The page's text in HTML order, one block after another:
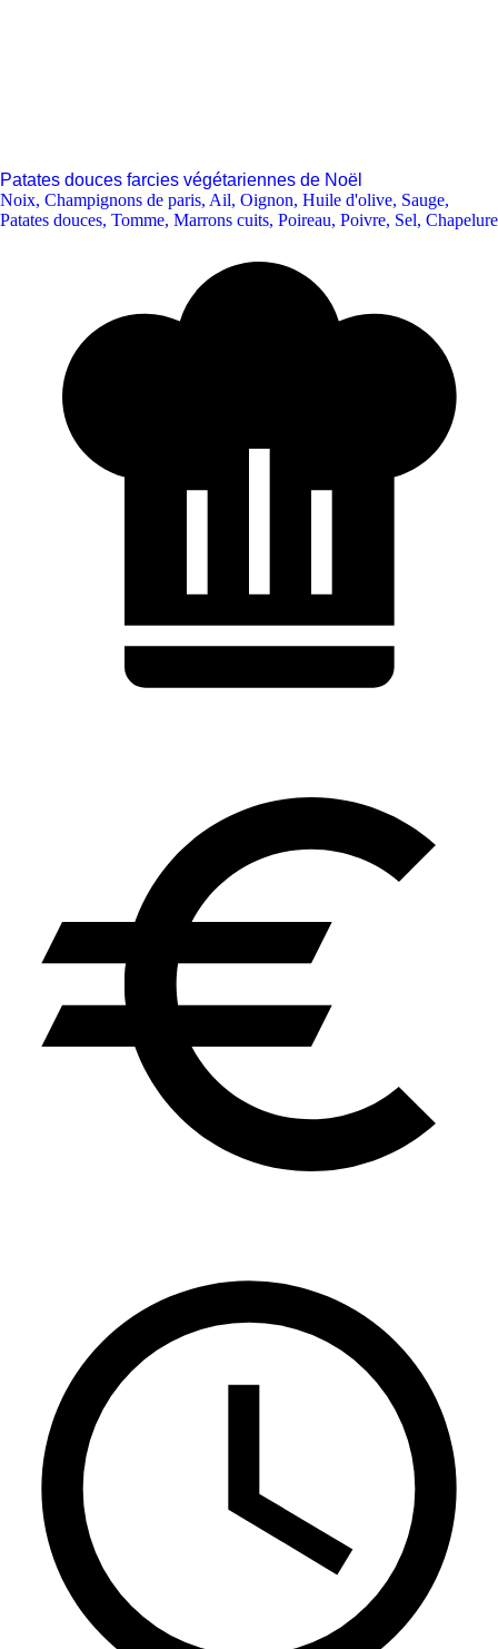
Patates douces farcies végétariennes de Noël
Noix, Champignons de paris, Ail, Oignon, Huile d'olive, Sauge,
Patates douces, Tomme, Marrons cuits, Poireau, Poivre, Sel, Chapelure